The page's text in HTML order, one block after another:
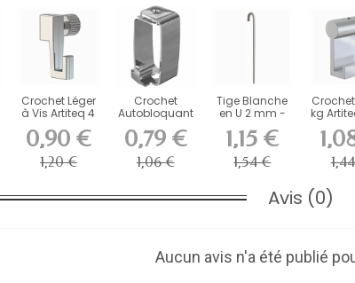
Crochet Léger
à Vis Artiteq 4
Cimaise
0,90 €
1,20 €
Crochet
Autobloquant
pour...
0,79 €
1,06 €
Tige Blanche
en U 2 mm -
cimaise...
1,15 €
1,54 €
Crochet
kg
Avis (0)
Aucun avis n'a été publié